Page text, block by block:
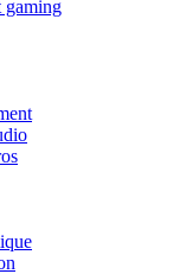
gaming